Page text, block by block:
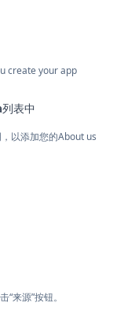
create your app
表中
以添加您的About us
来源”按钮。